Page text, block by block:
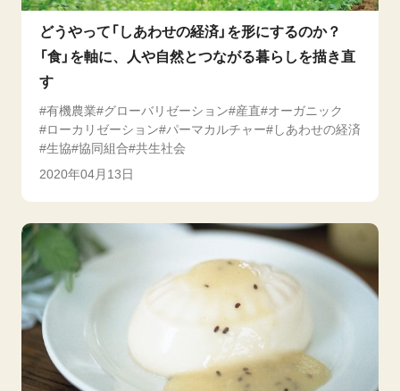
どうやって「しあわせの経済」を形にするのか？
「食」を軸に、人や自然とつながる暮らしを描き直
す
有機農業 グローバリゼーション 産直
オーガニック
ローカリゼーション
パーマカルチャー
しあわせの経済
生協 協同組合 共生社会
2020年04月13日